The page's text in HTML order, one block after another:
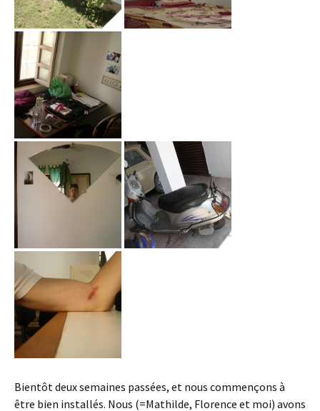
Bientôt deux semaines passées, et nous commençons à
être bien installés. Nous (=Mathilde, Florence et moi) avons